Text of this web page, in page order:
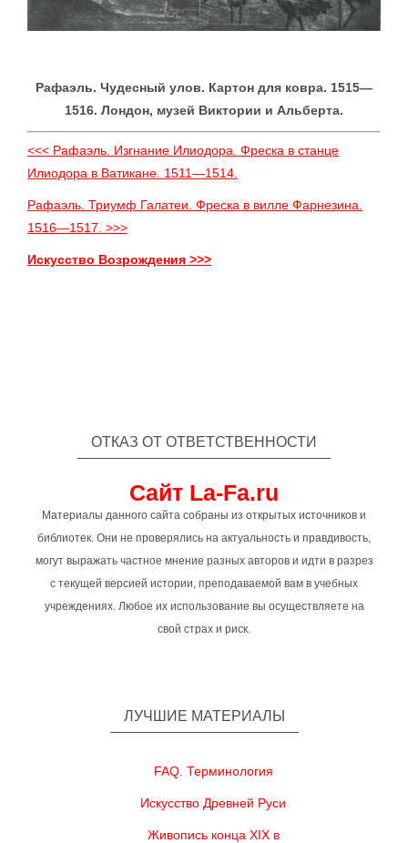
Рафаэль. Чудесный улов. Картон для ковра. 1515—
1516. Лондон, музей Виктории и Альберта.
<<< Рафаэль. Изгнание Илиодора. Фреска в станце
Илиодора в Ватикане. 1511—1514.
Рафаэль. Триумф Галатеи. Фреска в вилле Фарнезина.
1516—1517. >>>
Искусство Возрождения >>>
ОТКАЗ ОТ ОТВЕТСТВЕННОСТИ
Сайт La-Fa.ru
Материалы данного сайта собраны из открытых источников и
библиотек. Они не проверялись на актуальность и правдивость,
могут выражать частное мнение разных авторов и идти в разрез
с текущей версией истории, преподаваемой вам в учебных
учреждениях. Любое их использование вы осуществляете на
свой страх и риск.
ЛУЧШИЕ МАТЕРИАЛЫ
FAQ. Терминология
Искусство Древней Руси
Живопись конца XIX в